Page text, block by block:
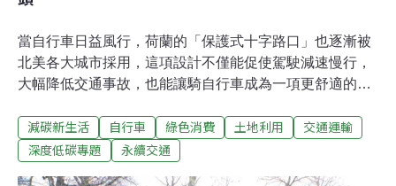
當自行車日益風行，荷蘭的「保護式十字路口」也逐漸被
北美各大城市採用，這項設計不僅能促使駕駛減速慢行，
大幅降低交通事故，也能讓騎自行車成為一項更舒適的體
行人與自行車騎士事故的匯聚點。全球每年有約139萬人
死於交通事故，而在美國，每年有千名自行車騎士死亡，
減碳新生活 自行車 綠色消費 土地利用
交通運輸
深度低碳專題
永續交通